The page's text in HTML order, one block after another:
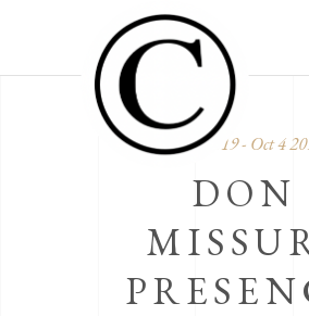
Oct 4 2019 - Oct 4
DON